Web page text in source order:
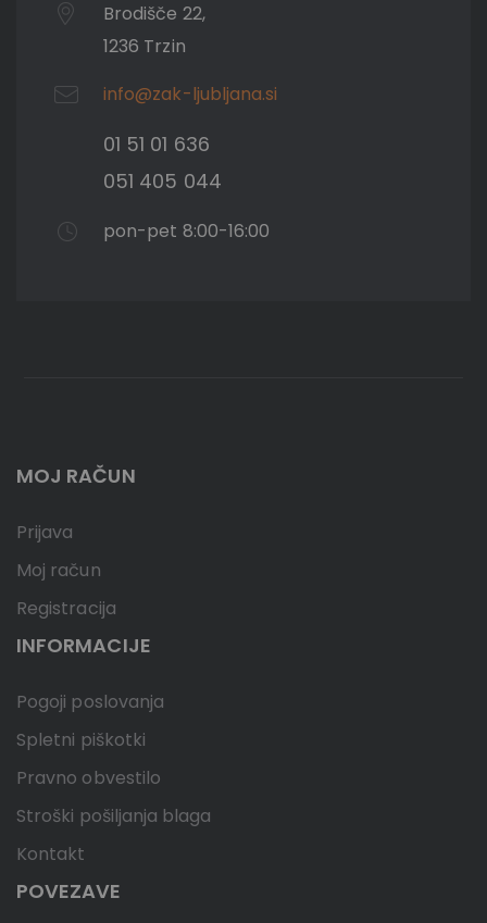
Brodišče 22,
1236 Trzin
info@zak-ljubljana.si
01 51 01 636
051 405 044
pon-pet 8:00-16:00
MOJ RAČUN
Prijava
Moj račun
Registracija
INFORMACIJE
Pogoji poslovanja
Spletni piškotki
Pravno obvestilo
Stroški pošiljanja blaga
Kontakt
POVEZAVE